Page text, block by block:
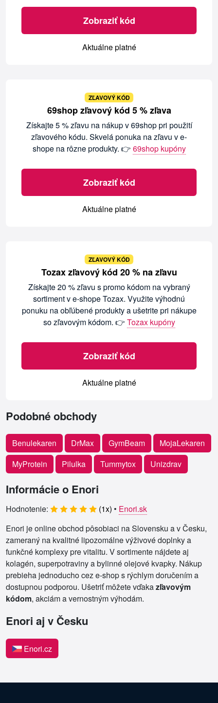
Zobraziť kód
Aktuálne platné
ZĽAVOVÝ KÓD
69shop zľavový kód 5 % zľava
Získajte 5 % zľavu na nákup v 69shop pri použití
zľavového kódu. Skvelá ponuka na zľavu v e-
shope na rôzne produkty. 👉 69shop kupóny
Zobraziť kód
Aktuálne platné
ZĽAVOVÝ KÓD
Tozax zľavový kód 20 % na zľavu
Získajte 20 % zľavu s promo kódom na vybraný
sortiment v e-shope Tozax. Využite výhodnú
ponuku na obľúbené produkty a ušetrite pri nákupe
so zľavovým kódom. 👉 Tozax kupóny
Zobraziť kód
Aktuálne platné
Podobné obchody
Benulekaren DrMax GymBeam
MojaLekaren
MyProtein
Pilulka Tummytox Unizdrav
Informácie o Enori
Hodnotenie: (1x) • Enori.sk
Enori je online obchod pôsobiaci na Slovensku a v Česku,
zameraný na kvalitné lipozomálne výživové doplnky a
funkčné komplexy pre vitalitu. V sortimente nájdete aj
kolagén, superpotraviny a bylinné olejové kvapky. Nákup
prebieha jednoducho cez e‑shop s rýchlym doručením a
dostupnou podporou. Ušetriť môžete vďakazľavovým
kódom, akciám a vernostným výhodám.
Enori aj v Česku
Enori.cz